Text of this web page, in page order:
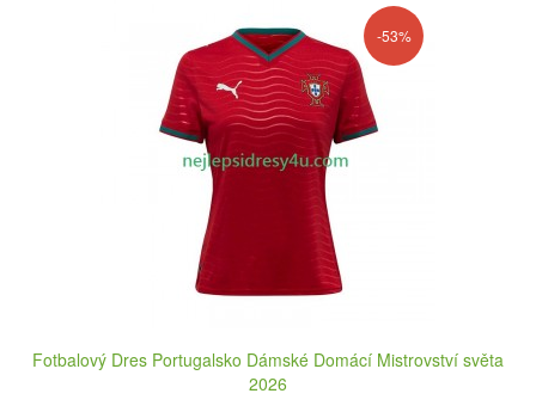
-53%
Fotbalový Dres Portugalsko Dámské Domácí Mistrovství světa
2026